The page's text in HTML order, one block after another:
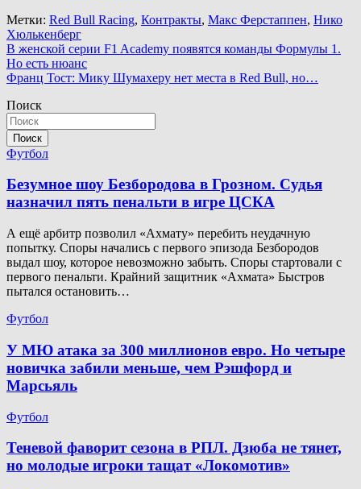
Метки: Red Bull Racing, Контракты, Макс Ферстаппен, Нико
Хюлькенберг
Навигация
по
В женской серии F1 Academy появятся команды Формулы 1.
Но есть нюанс
Франц Тост: Мику Шумахеру нет места в Red Bull, но…
Поиск
Поиск
Футбол
Безумное шоу Безбородова в Грозном. Судья
назначил пять пенальти в игре ЦСКА
А ещё арбитр позволил «Ахмату» перебить неудачную
попытку. Споры начались с первого эпизода Безбородов
выдал шоу, которое невозможно забыть. Споры стартовали с
первого пенальти. Крайний защитник «Ахмата» Быстров
пытался остановить…
Футбол
У МЮ атака за 300 миллионов евро. Но четыре
новичка забили меньше, чем Рэшфорд и
Марсьяль
Футбол
Теневой фаворит сезона в РПЛ. Дзюба не тянет,
но молодые игроки тащат «Локомотив»